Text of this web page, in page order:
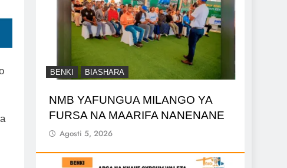
BENKI BIASHARA
NMB YAFUNGUA MILANGO YA
FURSA NA MAARIFA NANENANE
Agosti 5, 2026